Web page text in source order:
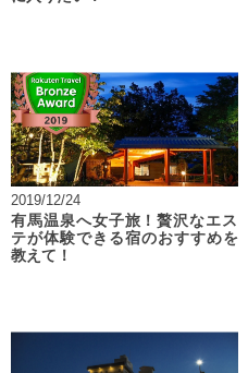
2019/12/24
有馬温泉へ女子旅！贅沢なエス
テが体験できる宿のおすすめを
教えて！